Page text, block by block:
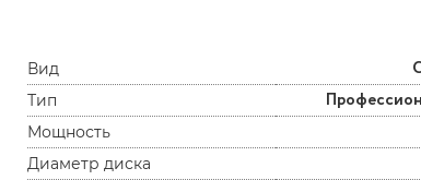
Вид
Тип
Мощность
Диаметр диска